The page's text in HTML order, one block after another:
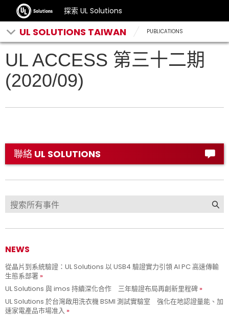
探索 UL Solutions
UL SOLUTIONS TAIWAN PUBLICATIONS
UL ACCESS 第三十二期
(2020/09)
聯絡 UL SOLUTIONS
NEWS
從晶片到系統驗證：UL Solutions 以 USB4 驗證實力引領 AI PC 高速傳輸
生態系部署
UL Solutions 與 imos 持續深化合作 三年驗證布局再創新里程碑
UL Solutions 於台灣啟用洗衣機 BSMI 測試實驗室 強化在地認證量能、加
速家電產品市場准入